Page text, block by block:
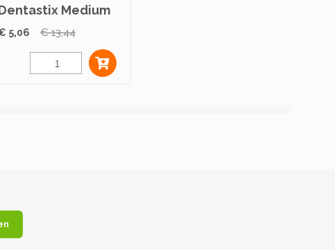
Medium
5,06 € 13,44